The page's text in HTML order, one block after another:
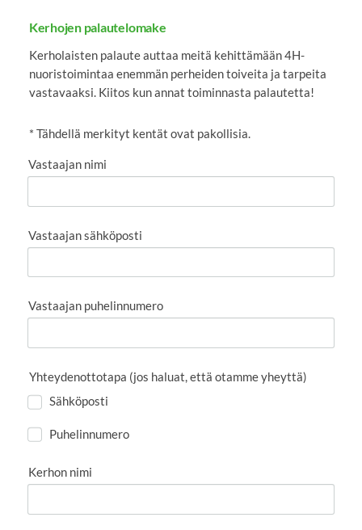
Kerhojen palautelomake
Kerholaisten palaute auttaa meitä kehittämään 4H-
nuoristoimintaa enemmän perheiden toiveita ja tarpeita
vastavaaksi. Kiitos kun annat toiminnasta palautetta!
* Tähdellä merkityt kentät ovat pakollisia.
Vastaajan nimi
Vastaajan sähköposti
Vastaajan puhelinnumero
Yhteydenottotapa (jos haluat, että otamme yheyttä)
Sähköposti
Puhelinnumero
Kerhon nimi